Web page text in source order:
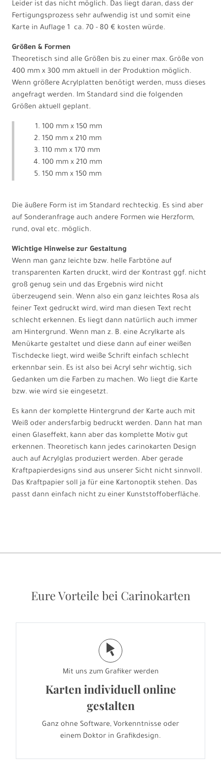
Leider ist das nicht möglich. Das liegt daran, dass der
Fertigungsprozess sehr aufwendig ist und somit eine
Karte in Auflage 1 ca. 70 - 80 € kosten würde.
Größen & Formen
Theoretisch sind alle Größen bis zu einer max. Größe von
400 mm x 300 mm aktuell in der Produktion möglich.
Wenn größere Acrylplatten benötigt werden, muss dieses
angefragt werden. Im Standard sind die folgenden
Größen aktuell geplant.
100 mm x 150 mm
150 mm x 210 mm
110 mm x 170 mm
100 mm x 210 mm
150 mm x 150 mm
Die äußere Form ist im Standard rechteckig. Es sind aber
auf Sonderanfrage auch andere Formen wie Herzform,
rund, oval etc. möglich.
Wichtige Hinweise zur Gestaltung
Wenn man ganz leichte bzw. helle Farbtöne auf
transparenten Karten druckt, wird der Kontrast ggf. nicht
groß genug sein und das Ergebnis wird nicht
überzeugend sein. Wenn also ein ganz leichtes Rosa als
feiner Text gedruckt wird, wird man diesen Text recht
schlecht erkennen. Es liegt dann natürlich auch immer
am Hintergrund. Wenn man z. B. eine Acrylkarte als
Menükarte gestaltet und diese dann auf einer weißen
Tischdecke liegt, wird weiße Schrift einfach schlecht
erkennbar sein. Es ist also bei Acryl sehr wichtig, sich
Gedanken um die Farben zu machen. Wo liegt die Karte
bzw. wie wird sie eingesetzt.
Es kann der komplette Hintergrund der Karte auch mit
Weiß oder andersfarbig bedruckt werden. Dann hat man
einen Glaseffekt, kann aber das komplette Motiv gut
erkennen. Theoretisch kann jedes carinokarten Design
auch auf Acrylglas produziert werden. Aber gerade
Kraftpapierdesigns sind aus unserer Sicht nicht sinnvoll.
Das Kraftpapier soll ja für eine Kartonoptik stehen. Das
passt dann einfach nicht zu einer Kunststoffoberfläche.
Eure Vorteile bei Carinokarten
j
Mit uns zum Grafiker werden
Karten individuell online
gestalten
Ganz ohne Software, Vorkenntnisse oder
einem Doktor in Grafikdesign.